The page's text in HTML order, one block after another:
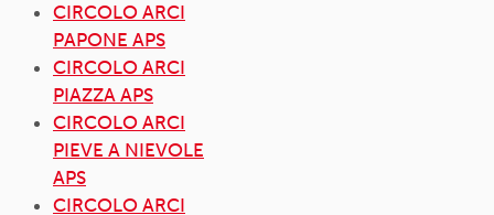
CIRCOLO ARCI
PAPONE APS
CIRCOLO ARCI
PIAZZA APS
CIRCOLO ARCI
PIEVE A NIEVOLE
APS
CIRCOLO ARCI